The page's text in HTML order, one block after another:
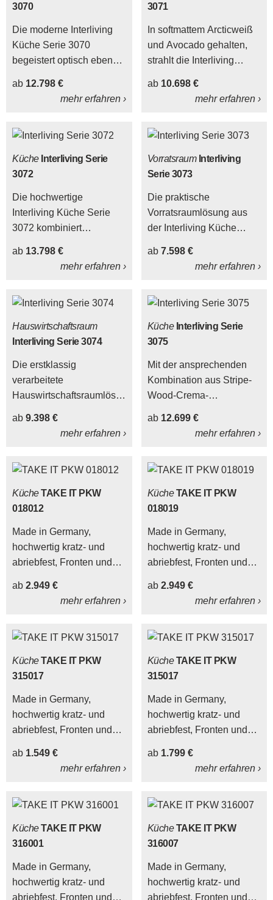
3070
Die moderne Interliving
Küche Serie 3070
begeistert optisch ebenso
ab 12.798 €
mehr erfahren ›
3071
In softmattem Arcticweiß
und Avocado gehalten,
strahlt die Interliving
ab 10.698 €
mehr erfahren ›
Küche Interliving Serie
3072
Die hochwertige
Interliving Küche Serie
3072 kombiniert
ab 13.798 €
mehr erfahren ›
Vorratsraum Interliving
Serie 3073
Die praktische
Vorratsraumlösung aus
der Interliving Küche
ab 7.598 €
mehr erfahren ›
Hauswirtschaftsraum
Interliving Serie 3074
Die erstklassig
verarbeitete
Hauswirtschaftsraumlösung
ab 9.398 €
mehr erfahren ›
Küche Interliving Serie
3075
Mit der ansprechenden
Kombination aus Stripe-
Wood-Crema-
Interliving Küche Serie
3075 betont elegant.
ab 12.699 €
mehr erfahren ›
KücheTAKE IT PKW
018012
Made in Germany,
hochwertig kratz- und
abriebfest, Fronten und
Sichtkanten
ab 2.949 €
mehr erfahren ›
KücheTAKE IT PKW
018019
Made in Germany,
hochwertig kratz- und
abriebfest, Fronten und
Sichtkanten.
ab 2.949 €
mehr erfahren ›
KücheTAKE IT PKW
315017
Made in Germany,
hochwertig kratz- und
abriebfest, Fronten und
Sichtkanten
ab 1.549 €
mehr erfahren ›
KücheTAKE IT PKW
315017
Made in Germany,
hochwertig kratz- und
abriebfest, Fronten und
Sichtkanten.
ab 1.799 €
mehr erfahren ›
KücheTAKE IT PKW
316001
Made in Germany,
hochwertig kratz- und
abriebfest, Fronten und
KücheTAKE IT PKW
316007
Made in Germany,
hochwertig kratz- und
abriebfest, Fronten und